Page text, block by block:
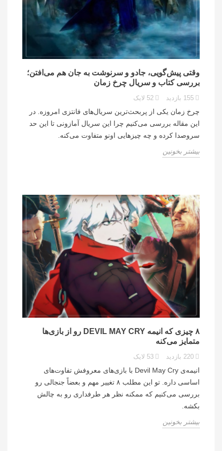
وقتی پیش‌گویی، جادو و سرنوشت به جان هم می‌افتن؛
بررسی کتاب و سریال چرخ زمان
155 بازدید 52 لایک
چرخ زمان یکی از پربحث‌ترین سریال‌های فانتزی امروزه. در
این مقاله بررسی می‌کنیم چرا این سریال آمازونی تا این حد
سروصدا کرده و چه چیزهایی اونو متفاوت می‌کنه.
بیشتر بخونین
۸ چیزی که انیمه DEVIL MAY CRY رو از بازی‌ها
متمایز می‌کنه
220 بازدید 53 لایک
انیمه‌ی Devil May Cry با بازی‌های معروفش تفاوت‌های
اساسی داره. تو این مطلب ۸ تغییر مهم و بعضاً جنجالی رو
بررسی می‌کنیم که ممکنه نظر هر طرفداری رو به چالش
بکشه.
بیشتر بخونین